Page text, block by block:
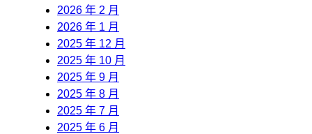
2026 年 2 月
2026 年 1 月
2025 年 12 月
2025 年 10 月
2025 年 9 月
2025 年 8 月
2025 年 7 月
2025 年 6 月